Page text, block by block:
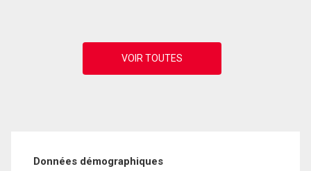
Données démographiques